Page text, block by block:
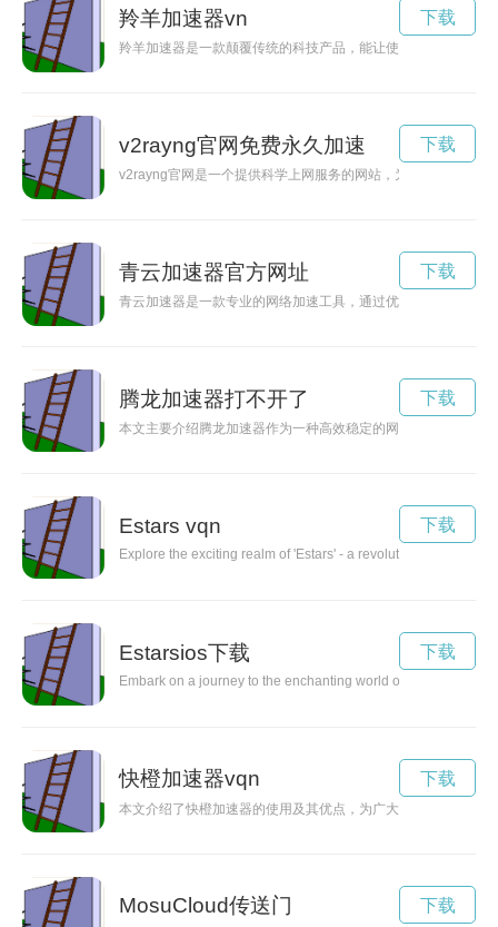
羚羊加速器vn
羚羊加速器是一款颠覆传统的科技产品，能让使用者在瞬间获
下载
v2rayng官网免费永久加速
v2rayng官网是一个提供科学上网服务的网站，为用户提供安
下载
青云加速器官方网址
青云加速器是一款专业的网络加速工具，通过优化网络路由、
下载
腾龙加速器打不开了
本文主要介绍腾龙加速器作为一种高效稳定的网络加速技术，
下载
Estars vqn
Explore the exciting realm of 'Estars' - a revolutionary
下载
Estarsios下载
Embark on a journey to the enchanting world of Estars,
下载
快橙加速器vqn
本文介绍了快橙加速器的使用及其优点，为广大手机用户提供
下载
MosuCloud传送门 下载